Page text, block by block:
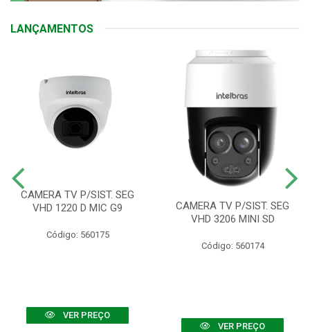
LANÇAMENTOS
CAMERA TV P/SIST. SEG
VHD 1220 D MIC G9
Código: 560175
VER PREÇO
CAMERA TV P/SIST. SEG
VHD 3206 MINI SD
Código: 560174
VER PREÇO